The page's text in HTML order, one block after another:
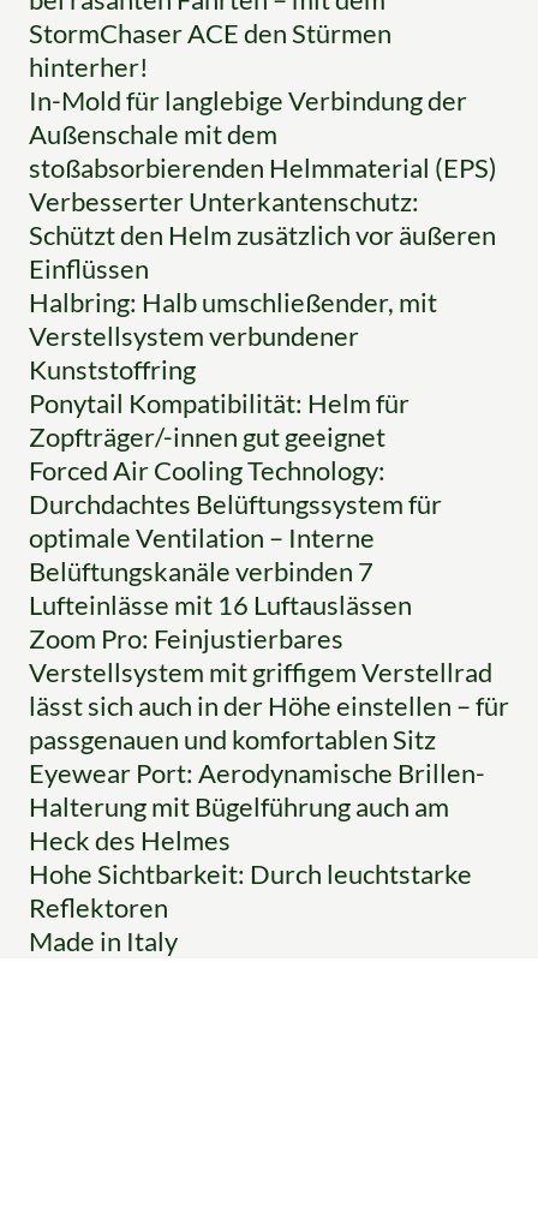
StormChaser ACE den Stürmen
hinterher!
In-Mold für langlebige Verbindung der
Außenschale mit dem
stoßabsorbierenden Helmmaterial (EPS)
Verbesserter Unterkantenschutz:
Schützt den Helm zusätzlich vor äußeren
Einflüssen
Halbring: Halb umschließender, mit
Verstellsystem verbundener
Kunststoffring
Ponytail Kompatibilität: Helm für
Zopfträger/-innen gut geeignet
Forced Air Cooling Technology:
Durchdachtes Belüftungssystem für
optimale Ventilation – Interne
Belüftungskanäle verbinden 7
Lufteinlässe mit 16 Luftauslässen
Zoom Pro: Feinjustierbares
Verstellsystem mit griffigem Verstellrad
lässt sich auch in der Höhe einstellen – für
passgenauen und komfortablen Sitz
Eyewear Port: Aerodynamische Brillen-
Halterung mit Bügelführung auch am
Heck des Helmes
Hohe Sichtbarkeit: Durch leuchtstarke
Reflektoren
Made in Italy